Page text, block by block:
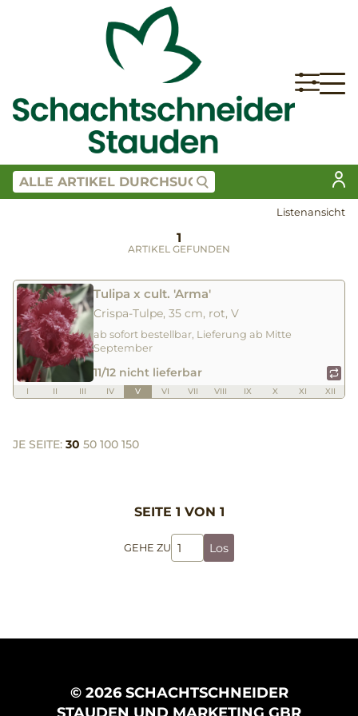
Listenansicht
1
ARTIKEL GEFUNDEN
Tulipa x cult. 'Arma'
Crispa-Tulpe, 35 cm, rot, V
ab sofort bestellbar, Lieferung ab Mitte
September
11/12 nicht lieferbar
I II III IV V VI VII VIII IX X XI XII
JE SEITE: 30 50 100 150
SEITE 1 VON 1
GEHE ZU Los
© 2026 SCHACHTSCHNEIDER